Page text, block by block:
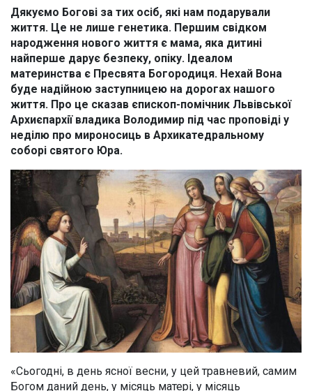
Дякуємо Богові за тих осіб, які нам подарували
життя. Це не лише генетика. Першим свідком
народження нового життя є мама, яка дитині
найперше дарує безпеку, опіку. Ідеалом
материнства є Пресвята Богородиця. Нехай Вона
буде надійною заступницею на дорогах нашого
життя. Про це сказав єпископ-помічник Львівської
Архиєпархії владика Володимир під час проповіді у
неділю про мироносиць в Архикатедральному
соборі святого Юра.
«Сьогодні, в день ясної весни, у цей травневий, самим
Богом даний день, у місяць матері, у місяць